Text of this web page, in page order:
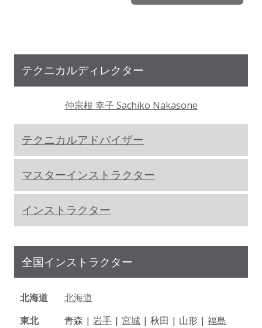
テクニカルディレクター
仲宗根 幸子 Sachiko Nakasone
テクニカルアドバイザー
マスターインストラクター
インストラクター
全国インストラクター
北海道
北海道
東北
青森 | 岩手 | 宮城 | 秋田 | 山形 | 福島